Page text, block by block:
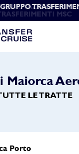
MSC
Maiorca
LE TRATTE
Porto